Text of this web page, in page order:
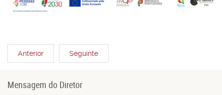
Anterior Seguinte
Mensagem do Diretor